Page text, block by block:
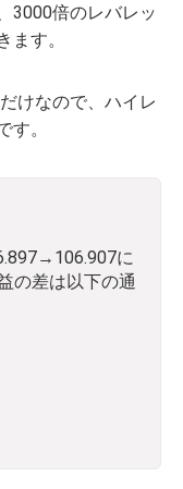
3000倍のレバレッ
ます。
けなので、ハイレ
。
に
の差は以下の通